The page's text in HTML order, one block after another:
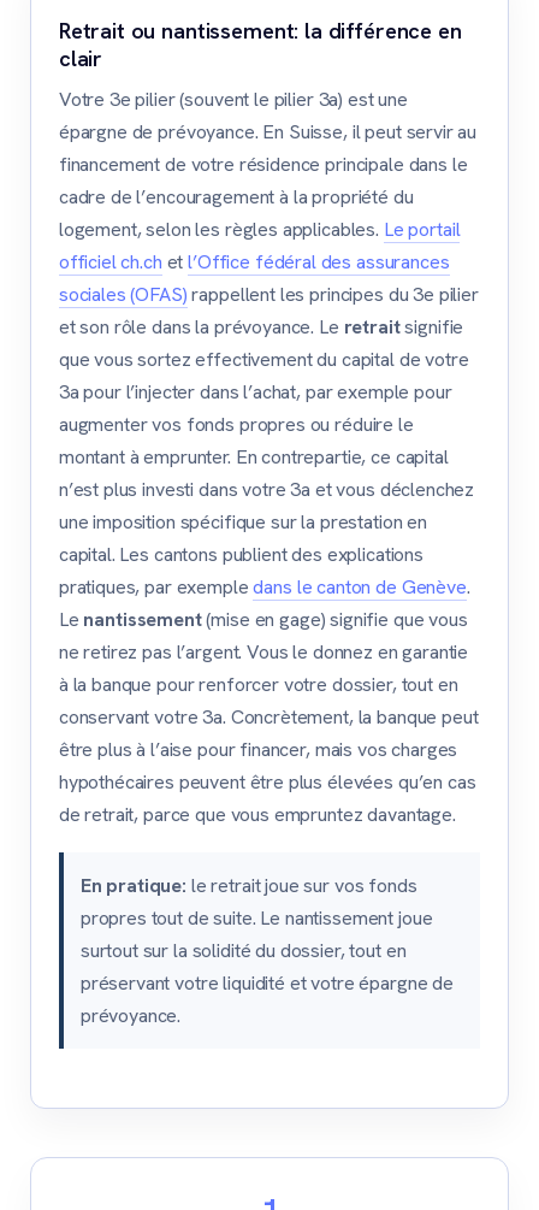
Retrait ou nantissement: la différence en
clair
Votre 3e pilier (souvent le pilier 3a) est une
épargne de prévoyance. En Suisse, il peut servir au
financement de votre résidence principale dans le
cadre de l’encouragement à la propriété du
logement, selon les règles applicables. Le portail
officiel ch.ch etl’Office fédéral des assurances
sociales (OFAS)rappellent les principes du 3e pilier
et son rôle dans la prévoyance. Le retraitsignifie
que vous sortez effectivement du capital de votre
3a pour l’injecter dans l’achat, par exemple pour
augmenter vos fonds propres ou réduire le
montant à emprunter. En contrepartie, ce capital
n’est plus investi dans votre 3a et vous déclenchez
une imposition spécifique sur la prestation en
capital. Les cantons publient des explications
pratiques, par exempledans le canton de Genève.
Le nantissement(mise en gage) signifie que vous
ne retirez pas l’argent. Vous le donnez en garantie
à la banque pour renforcer votre dossier, tout en
conservant votre 3a. Concrètement, la banque peut
être plus à l’aise pour financer, mais vos charges
hypothécaires peuvent être plus élevées qu’en cas
de retrait, parce que vous empruntez davantage.
En pratique: le retrait joue sur vos fonds
propres tout de suite. Le nantissement joue
surtout sur la solidité du dossier, tout en
préservant votre liquidité et votre épargne de
prévoyance.